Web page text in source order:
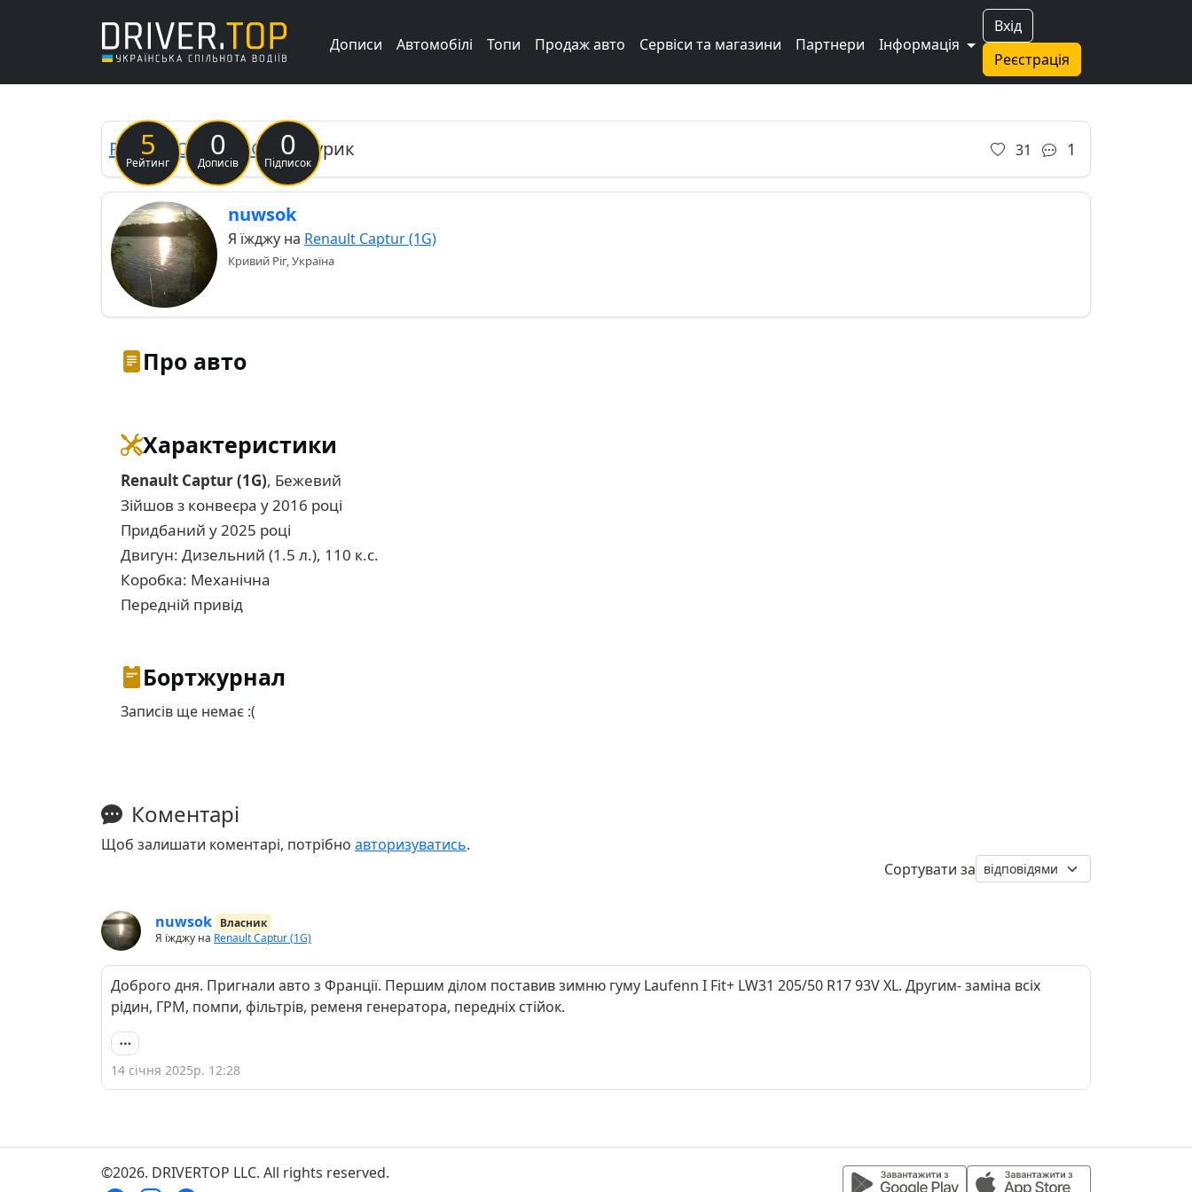
Вхід
Реєстрація
Дописи Автомобілі Топи Продаж авто Сервіси та магазини Партнери Інформація
5
Рейтинг
0
Дописів
0
Підписок
Renault Captur (1G) Каптурик 31 1
nuwsok
Я їжджу на Renault Captur (1G)
Кривий Ріг, Україна
Про авто
Характеристики
Renault Captur (1G), Бежевий
Зійшов з конвеєра у 2016 році
Придбаний у 2025 році
Двигун: Дизельний (1.5 л.), 110 к.с.
Коробка: Механічна
Передній привід
Бортжурнал
Записів ще немає :(
Коментарі
Щоб залишати коментарі, потрібно авторизуватись.
Сортувати за
nuwsok Власник
Я їжджу на Renault Captur (1G)
Доброго дня. Пригнали авто з Франції. Першим ділом поставив зимню гуму Laufenn I Fit+ LW31 205/50 R17 93V XL. Другим- заміна всіх
рідин, ГРМ, помпи, фільтрів, ременя генератора, передніх стійок.
14 січня 2025р. 12:28
©2026. DRIVERTOP LLC. All rights reserved.